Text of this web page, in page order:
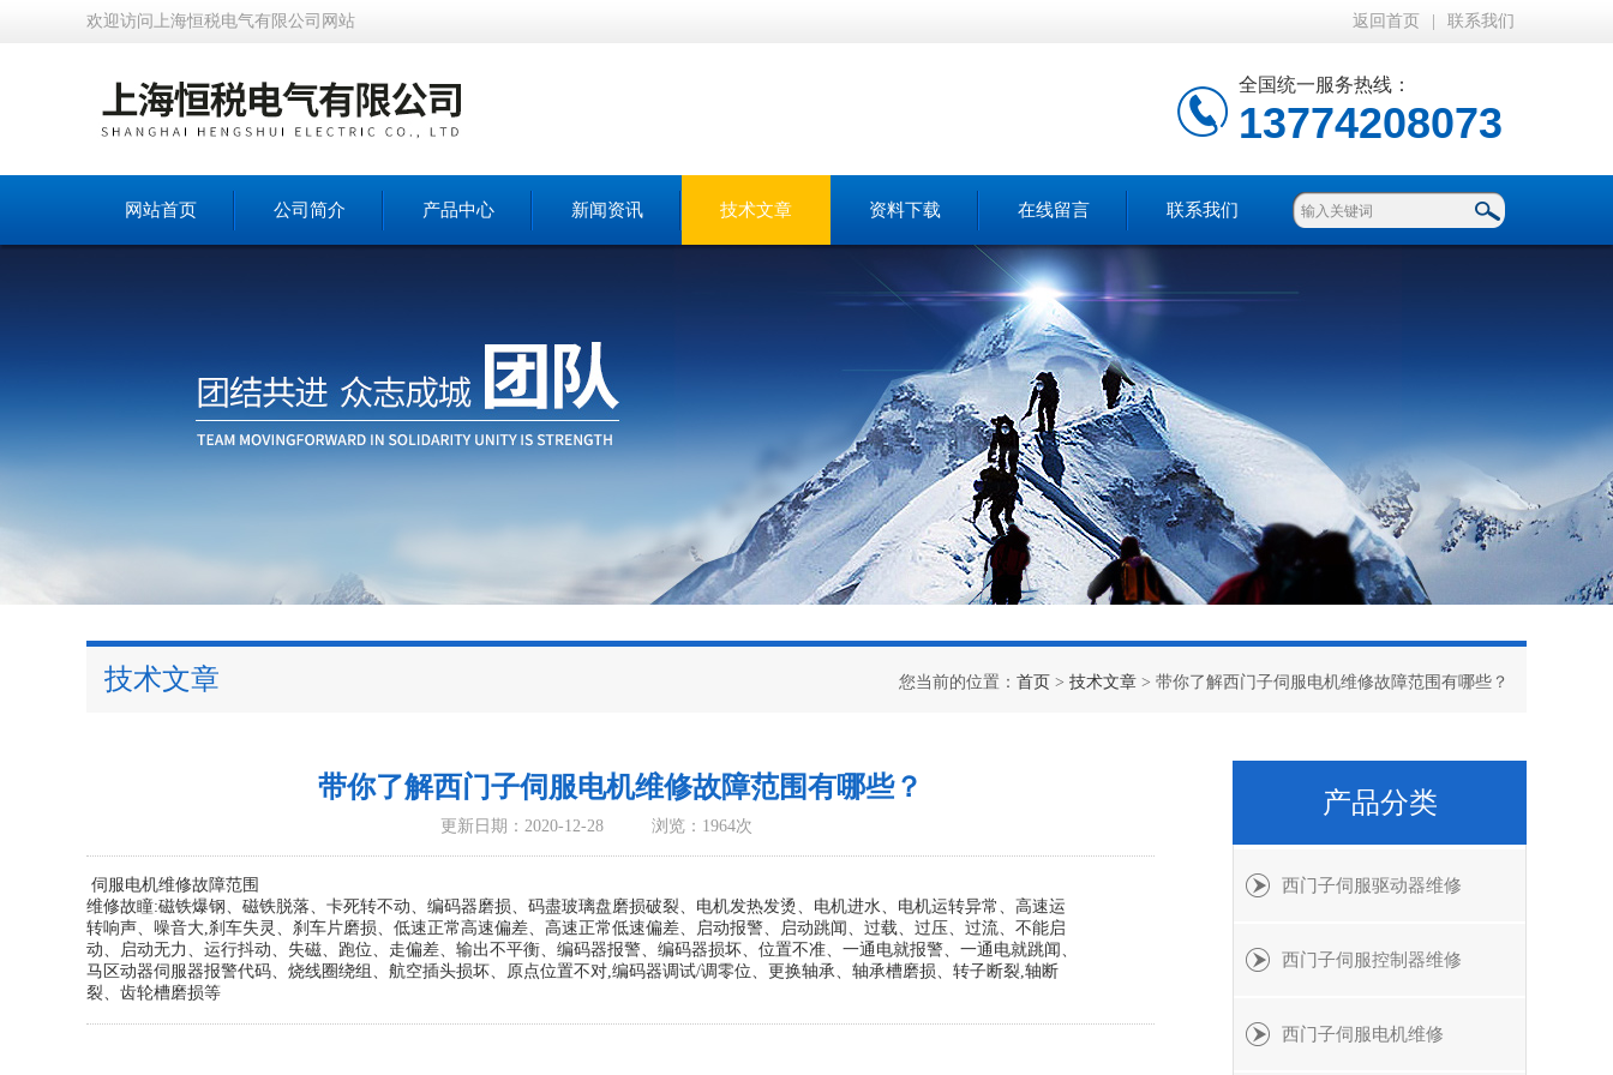
欢迎访问上海恒税电气有限公司网站 返回首页 联系我们
全国统一服务热线：
13774208073
网站首页 公司简介 产品中心 新闻资讯 技术文章 资料下载 在线留言 联系我们
技术文章 您当前的位置： 首页 > 技术文章 > 带你了解西门子伺服电机维修故障范围有哪些？
带你了解西门子伺服电机维修故障范围有哪些？
更新日期：2020-12-28 浏览：1964次
伺服电机维修故障范围
维修故瞳:磁铁爆钢、磁铁脱落、卡死转不动、编码器磨损、码盡玻璃盘磨损破裂、电机发热发烫、电机进水、电机运转异常、高速运
转响声、噪音大,刹车失灵、刹车片磨损、低速正常高速偏差、高速正常低速偏差、启动报警、启动跳闻、过载、过压、过流、不能启
动、启动无力、运行抖动、失磁、跑位、走偏差、输出不平衡、编码器报警、编码器损坏、位置不准、一通电就报警、一通电就跳闻、
马区动器伺服器报警代码、烧线圈绕组、航空插头损坏、原点位置不对,编码器调试/调零位、更换轴承、轴承槽磨损、转子断裂,轴断
裂、齿轮槽磨损等
产品分类
西门子伺服驱动器维修
西门子伺服控制器维修
西门子伺服电机维修